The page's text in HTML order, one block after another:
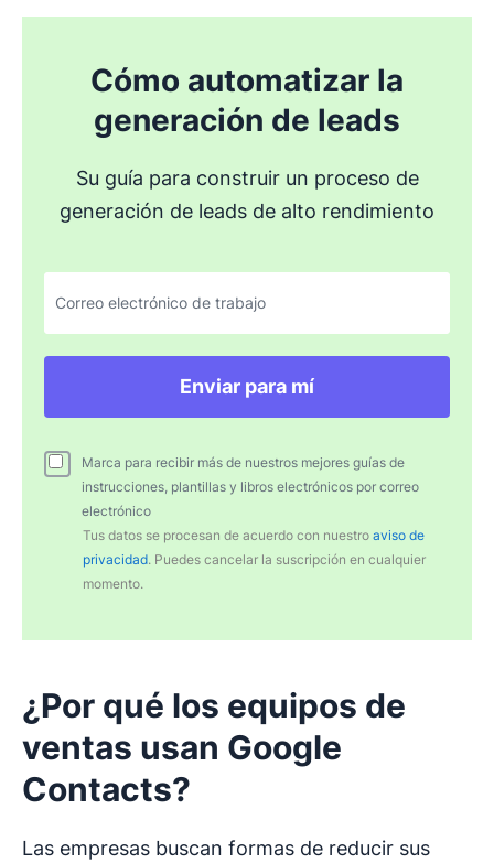
Cómo automatizar la
generación de leads
Su guía para construir un proceso de
generación de leads de alto rendimiento
Correo electrónico de trabajo
Enviar para mí
Marca para recibir más de nuestros mejores guías de
instrucciones, plantillas y libros electrónicos por correo
electrónico
Tus datos se procesan de acuerdo con nuestro aviso de
privacidad. Puedes cancelar la suscripción en cualquier
momento.
¿Por qué los equipos de
ventas usan Google
Contacts?
Las empresas buscan formas de reducir sus